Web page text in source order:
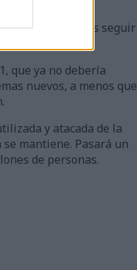
largo, puedes seguir
que ya no debería
nuevos, a menos que
y atacada de la
mantiene. Pasará un
de personas.